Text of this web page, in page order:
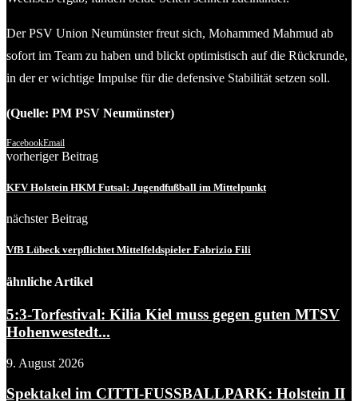
Der PSV Union Neumünster freut sich, Mohammed Mahmud ab
sofort im Team zu haben und blickt optimistisch auf die Rückrunde,
in der er wichtige Impulse für die defensive Stabilität setzen soll.
(Quelle: PM PSV Neumünster)
FacebookEmail
vorheriger Beitrag
KFV Holstein HKM Futsal: Jugendfußball im Mittelpunkt
nächster Beitrag
VfB Lübeck verpflichtet Mittelfeldspieler Fabrizio Fili
ähnliche Artikel
5:3-Torfestival: Kilia Kiel muss gegen guten MTSV
Hohenwestedt...
9. August 2026
Spektakel im CITTI-FUSSBALLPARK: Holstein II